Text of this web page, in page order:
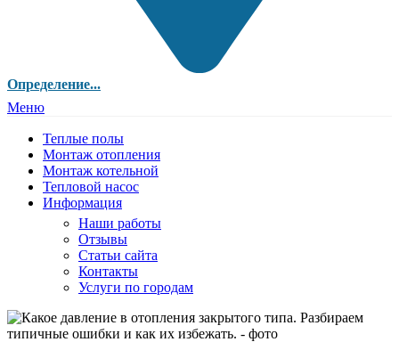
Определение...
Меню
Теплые полы
Монтаж отопления
Монтаж котельной
Тепловой насос
Информация
Наши работы
Отзывы
Статьи сайта
Контакты
Услуги по городам